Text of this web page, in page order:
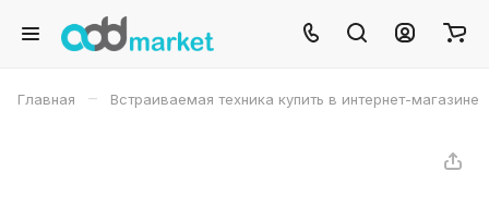
Главная – Встраиваемая техника купить в интернет-магазине